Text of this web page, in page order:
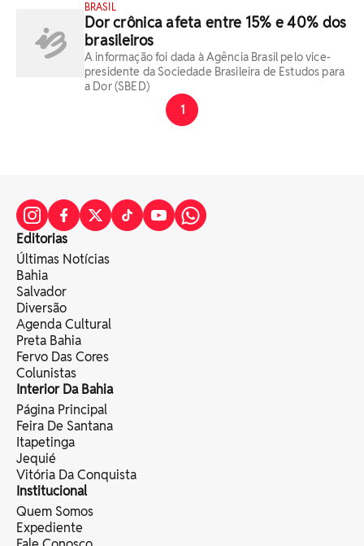
BRASIL
Dor crônica afeta entre 15% e 40% dos
brasileiros
A informação foi dada à Agência Brasil pelo vice-
presidente da Sociedade Brasileira de Estudos para
a Dor (SBED)
1
Editorias
Últimas Notícias
Bahia
Salvador
Diversão
Agenda Cultural
Preta Bahia
Fervo Das Cores
Colunistas
Interior Da Bahia
Página Principal
Feira De Santana
Itapetinga
Jequié
Vitória Da Conquista
Institucional
Quem Somos
Expediente